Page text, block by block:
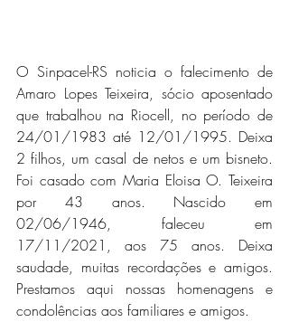
O Sinpacel-RS noticia o falecimento de
Amaro Lopes Teixeira, sócio aposentado
que trabalhou na Riocell, no período de
24/01/1983 até 12/01/1995. Deixa
2 filhos, um casal de netos e um bisneto.
Foi casado com Maria Eloisa O. Teixeira
por 43 anos. Nascido em
02/06/1946, faleceu em
17/11/2021, aos 75 anos. Deixa
saudade, muitas recordações e amigos.
Prestamos aqui nossas homenagens e
condolências aos familiares e amigos.